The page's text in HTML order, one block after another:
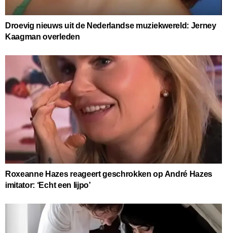
Droevig nieuws uit de Nederlandse muziekwereld: Jerney
Kaagman overleden
Roxeanne Hazes reageert geschrokken op André Hazes
imitator: ‘Echt een lijpo’